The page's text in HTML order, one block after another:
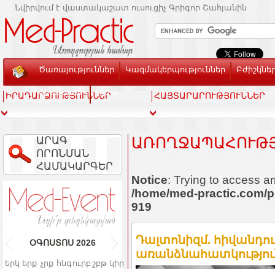
Նվիրվում է վաստակաշատ ուսուցիչ Գրիգոր Շահյանին
Ծառայություններ Կազմակերպություններ
Տեսասրահ Կապ
ԻՐԱԴԱՐՁՈՒԹՅՈՒՆՆԵՐ ՀԱՅՏԱՐԱՐՈՒԹՅՈՒՆՆԵՐ
ԱՐԱԳ
ՈՐՈՆՄԱՆ
ՀԱՄԱԿԱՐԳԵՐ
ՕԳՈՍՏՈՍ 2026
երկ երք չրք հնգուրբ շբթ կիր
Notice: Trying to access
/home/med-practic.com/
919
Դալտոնիզմ.